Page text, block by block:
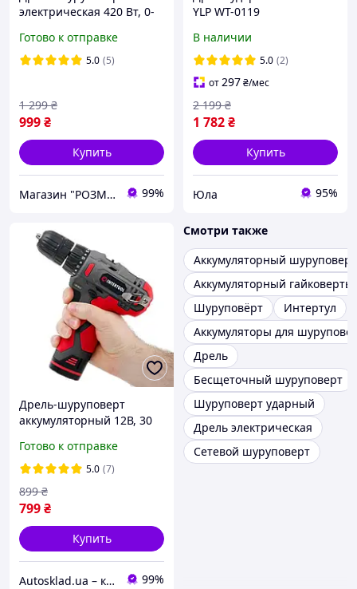
электрическая 420 Вт, 0-
мм, макс. момент 20 Нм
INTERTOOL WT-0104
Готово к отправке
5.0 (5)
999₴
1 299 ₴
Купить
Магазин "РОЗМАРИН" 99%
YLP WT-0119
В наличии
5.0 (2)
от297₴/мес
1 782₴
2 199 ₴
Купить
Юла 95%
Дрель-шуруповерт
аккумуляторный 12В, 30
Li-Ion INTERTOOL DT-0310
Готово к отправке
5.0 (7)
799₴
899 ₴
Купить
Autosklad.ua – краски, автоэмали, герметики, лаки, наборы инструментов, компрессоры 99%
Смотри также
Аккумуляторный шуруповерт
Аккумуляторный гайковерты
Шуруповёрт
Интертул
Аккумуляторы для
Дрель
Бесщеточный шуруповерт
Шуруповерт ударный
Дрель электрическая
Сетевой шуруповерт